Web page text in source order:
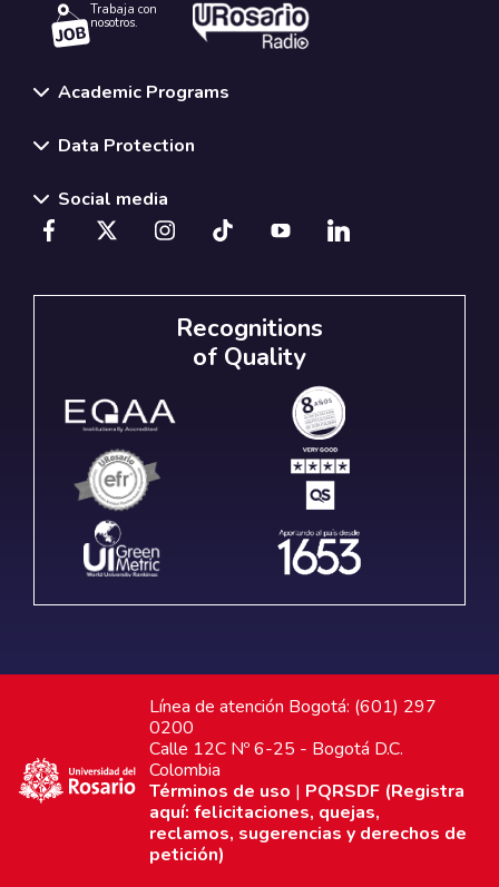
Trabaja con
nosotros.
Academic Programs
Data Protection
Social media
Recognitions
of Quality
Línea de atención Bogotá: (601) 297
0200
Calle 12C Nº 6-25 - Bogotá D.C.
Colombia
Términos de uso | PQRSDF (Registra
aquí: felicitaciones, quejas,
reclamos, sugerencias y derechos de
petición)